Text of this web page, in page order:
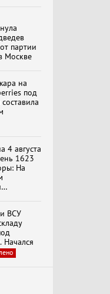
к
партии
Москве
на
под
4 августа
1623
На
ВСУ